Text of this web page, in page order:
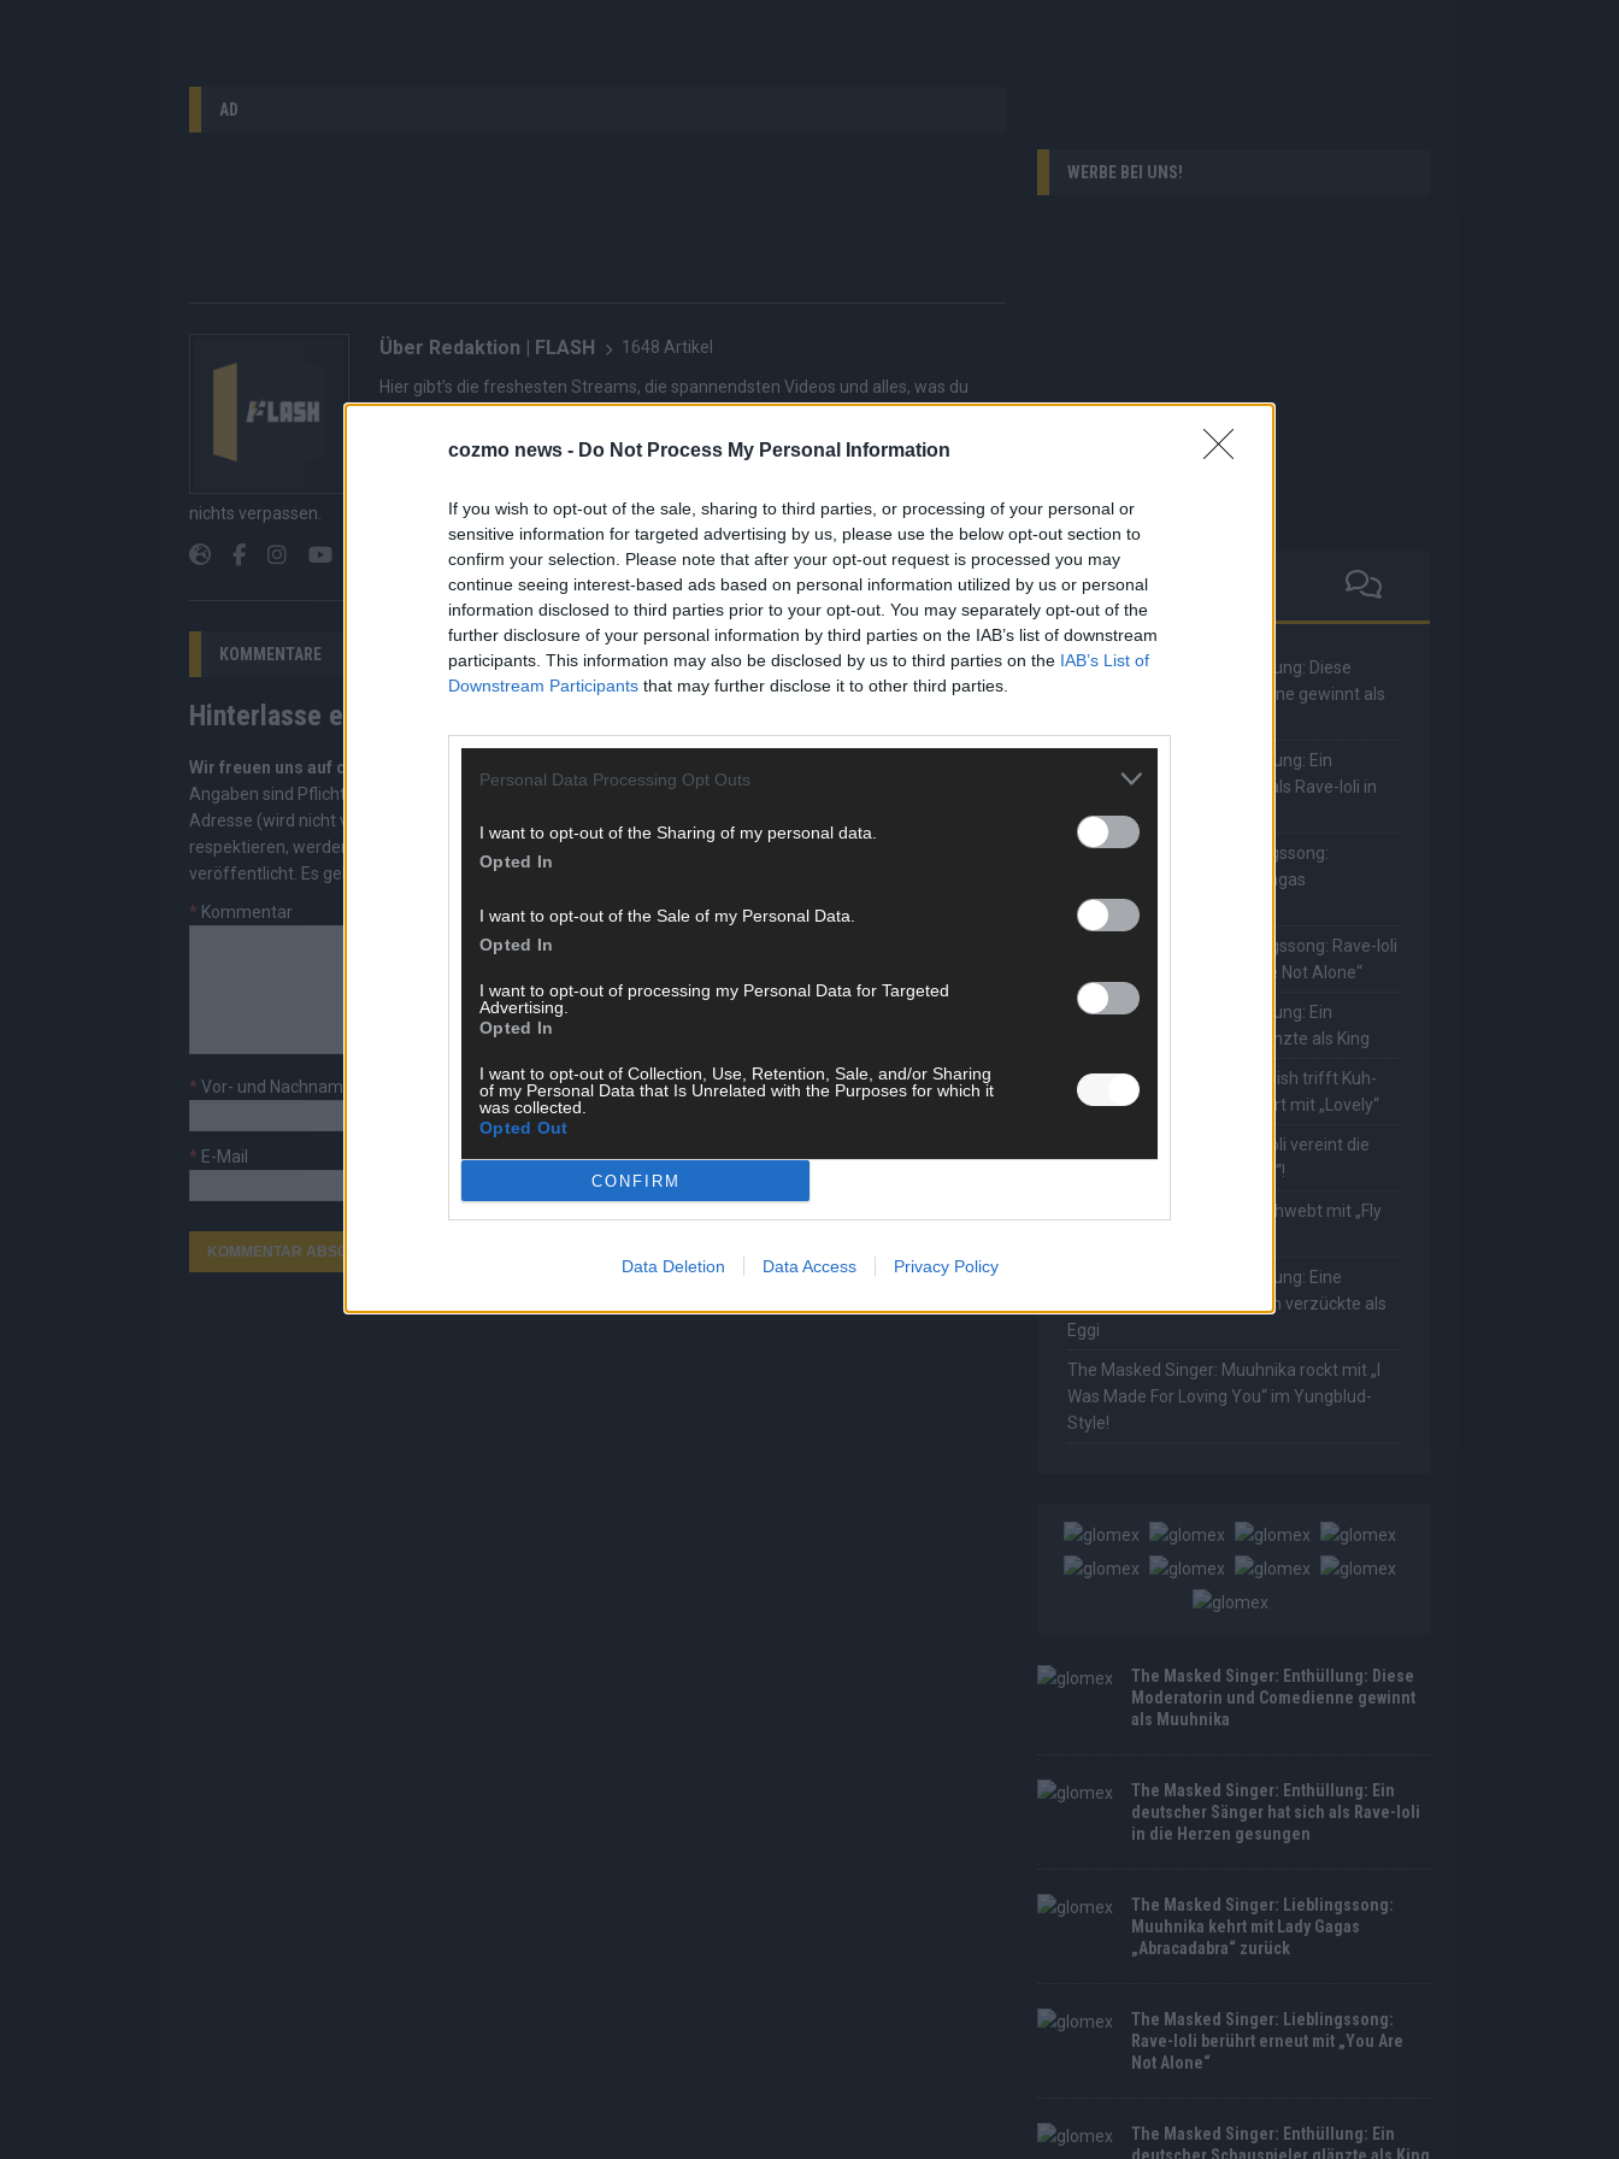
cozmo news - Do Not Process My Personal Information
If you wish to opt-out of the sale, sharing to third parties, or processing of your personal or
sensitive information for targeted advertising by us, please use the below opt-out section to
confirm your selection. Please note that after your opt-out request is processed you may
continue seeing interest-based ads based on personal information utilized by us or personal
information disclosed to third parties prior to your opt-out. You may separately opt-out of the
further disclosure of your personal information by third parties on the IAB’s list of downstream
participants. This information may also be disclosed by us to third parties on the IAB’s List of
Downstream Participants that may further disclose it to other third parties.
Personal Data Processing Opt Outs
I want to opt-out of the Sharing of my personal data.
Opted In
I want to opt-out of the Sale of my Personal Data.
Opted In
I want to opt-out of processing my Personal Data for Targeted
Advertising.
Opted In
I want to opt-out of Collection, Use, Retention, Sale, and/or Sharing
of my Personal Data that Is Unrelated with the Purposes for which it
was collected.
Opted Out
CONFIRM
Data Deletion Data Access Privacy Policy
AD
Über Redaktion | FLASH 1648 Artikel
Hier gibt’s die freshesten Streams, die spannendsten Videos und alles, was du
gerade unbedingt sehen musst. Ob News, Unterhaltung oder Specials – wir
Redaktion kuratiert die Clips, Streams und Highlights extra für dich. Kein langes
nichts verpassen.
KOMMENTARE
Hinterlasse einen Kommentar
Wir freuen uns auf deinen Beitrag!
Angaben sind Pflichtfelder. Bitte nutze deinen Klarnamen (Vor- und Nachname) und eine gültige E-Mail-
Adresse (wird nicht veröffentlicht). Wir prüfen jeden Kommentar kurz. Beiträge, die unsere
respektieren, werden freigeschaltet; Hassrede, Beleidigungen, Hetze, Spam oder Werbung werden nicht
veröffentlicht. Es gelten unsere
Datenschutzvereinbarungen
* Kommentar
* Vor- und Nachname
* E-Mail
WERBE BEI UNS!
The Masked Singer: Enthüllung: Diese
Moderatorin und Comedienne gewinnt als
The Masked Singer: Enthüllung: Ein
deutscher Sänger hat sich als Rave-Ioli in
die Herzen gesungen
The Masked Singer: Lieblingssong:
Muuhnika kehrt mit Lady Gagas
„Abracadabra“ zurück
The Masked Singer: Lieblingssong: Rave-Ioli
berührt erneut mit „You Are Not Alone“
The Masked Singer: Enthüllung: Ein
deutscher Schauspieler glänzte als King
The Masked Singer: Billie Eilish trifft Kuh-
Power! Muuhnika verzaubert mit „Lovely“
The Masked Singer: Rave-Ioli vereint die
Welt mit „We Are The World“!
The Masked Singer: King schwebt mit „Fly
The Masked Singer: Enthüllung: Eine
österreichische Moderatorin verzückte als
Eggi
The Masked Singer: Muuhnika rockt mit „I
Was Made For Loving You“ im Yungblud-
Style!
The Masked Singer: Enthüllung: Diese
Moderatorin und Comedienne gewinnt
als Muuhnika
The Masked Singer: Enthüllung: Ein
deutscher Sänger hat sich als Rave-Ioli
in die Herzen gesungen
The Masked Singer: Lieblingssong:
Muuhnika kehrt mit Lady Gagas
„Abracadabra“ zurück
The Masked Singer: Lieblingssong:
Rave-Ioli berührt erneut mit „You Are
Not Alone“
The Masked Singer: Enthüllung: Ein